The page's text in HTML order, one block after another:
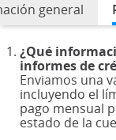
general
¿Qué
informes de
Enviamos una
incluyendo el
pago mensual
estado de la